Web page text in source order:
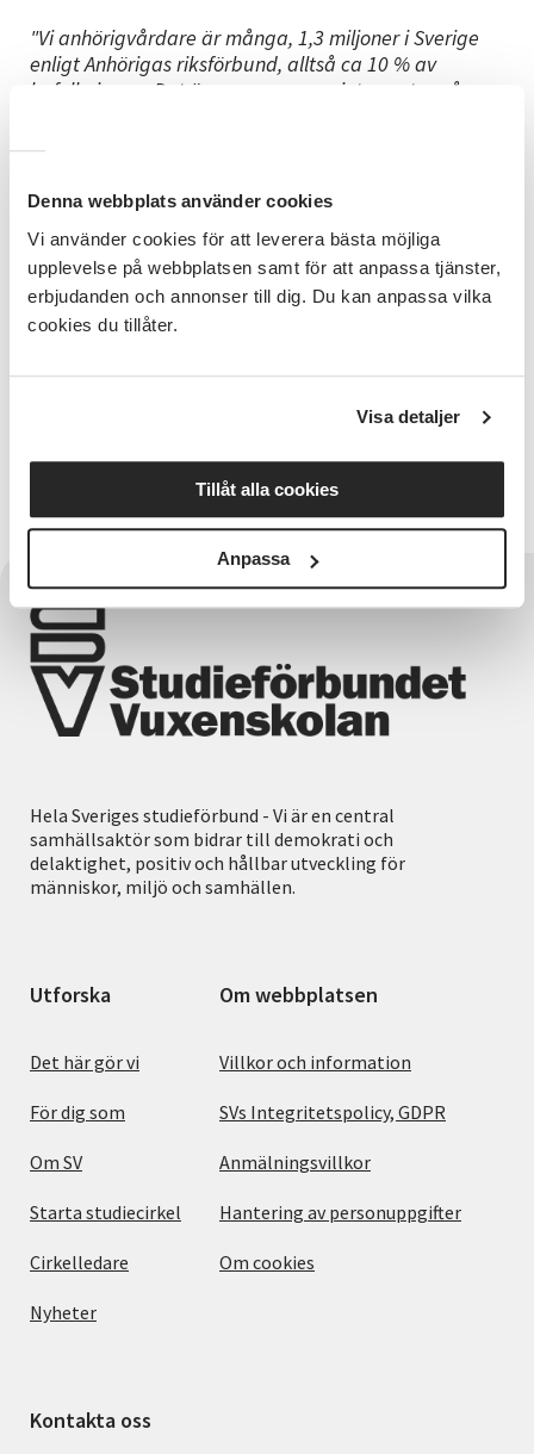
Denna webbplats använder cookies
Vi använder cookies för att leverera bästa möjliga
upplevelse på webbplatsen samt för att anpassa tjänster,
erbjudanden och annonser till dig. Du kan anpassa vilka
cookies du tillåter.
Visa detaljer
Tillåt alla cookies
Anpassa
"Vi anhörigvårdare är många, 1,3 miljoner i Sverige
enligt Anhörigas riksförbund, alltså ca 10 % av
befolkningen. Det är en grupp som inte pratas så
delar liv med den man vårdar, går tillsammans en bit
vidare i form av erfarenheter, minnen, frågor,
funderingar, lärdomar, tankar till förbättringar och så
vidare. Vi behöver bli upptäckta, för samhället, för
vården, för varandra och för oss själva" Maija Edler
Vill du ha kontakt med oss, vara med på en
studiecirkel eller delta i ett samtalstillfälle? Har ni en
verksamhet där våra insatser skulle passa in?
Studeimaterial som kan användas i till exempel
Hela Sveriges studieförbund - Vi är en central
samhällsaktör som bidrar till demokrati och
delaktighet, positiv och hållbar utveckling för
människor, miljö och samhällen.
Utforska
Det här gör vi
För dig som
Om SV
Starta studiecirkel
Cirkelledare
Nyheter
Om webbplatsen
Villkor och information
SVs Integritetspolicy, GDPR
Anmälningsvillkor
Hantering av personuppgifter
Om cookies
Kontakta oss